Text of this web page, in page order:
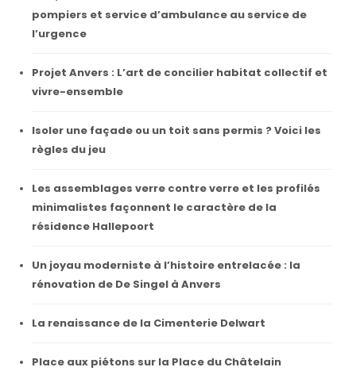
pompiers et service d’ambulance au service de
l’urgence
Projet Anvers : L’art de concilier habitat collectif et
vivre-ensemble
Isoler une façade ou un toit sans permis ? Voici les
règles du jeu
Les assemblages verre contre verre et les profilés
minimalistes façonnent le caractère de la
résidence Hallepoort
Un joyau moderniste à l’histoire entrelacée : la
rénovation de De Singel à Anvers
La renaissance de la Cimenterie Delwart
Place aux piétons sur la Place du Châtelain